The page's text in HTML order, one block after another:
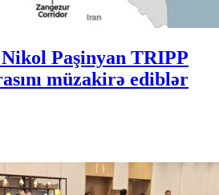
Paşinyan TRIPP
müzakirə ediblər